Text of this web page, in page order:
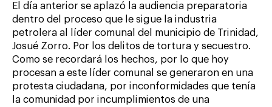
El día anterior se aplazó la audiencia preparatoria
dentro del proceso que le sigue la industria
petrolera al líder comunal del municipio de Trinidad,
Josué Zorro. Por los delitos de tortura y secuestro.
Como se recordará los hechos, por lo que hoy
procesan a este líder comunal se generaron en una
protesta ciudadana, por inconformidades que tenía
la comunidad por incumplimientos de una